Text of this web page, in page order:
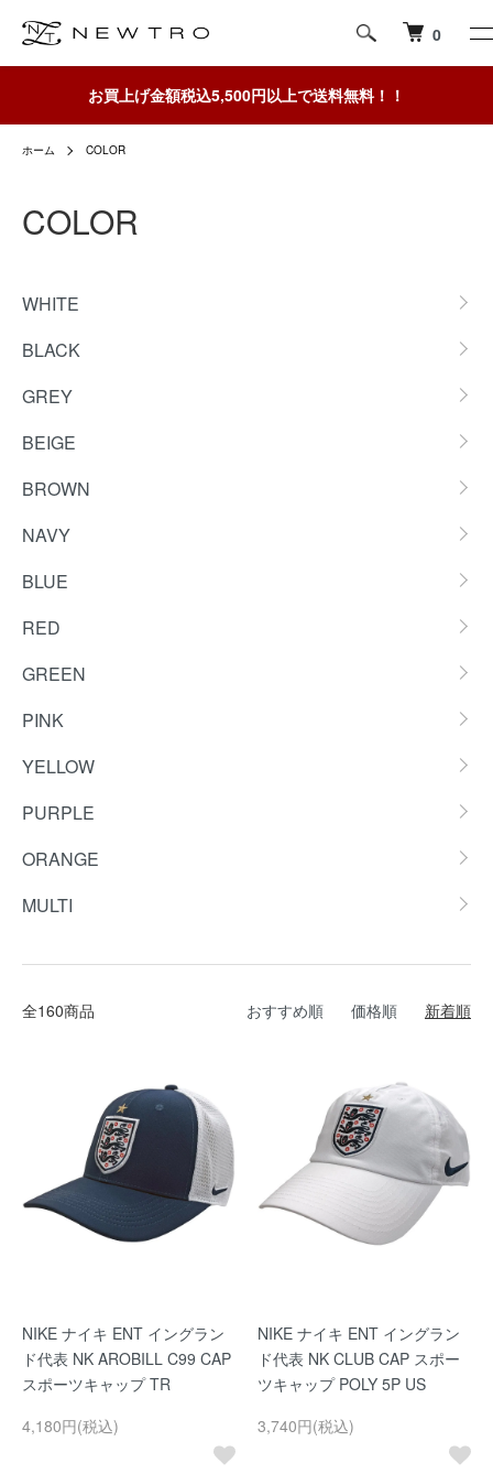
0
お買上げ金額税込5,500円以上で送料無料！！
ホーム COLOR
COLOR
グループ一覧
WHITE
BLACK
GREY
BEIGE
BROWN
NAVY
BLUE
RED
GREEN
PINK
YELLOW
PURPLE
ORANGE
MULTI
全160商品 おすすめ順 価格順 新着順
NIKE ナイキ ENT イングラン
ド代表 NK AROBILL C99 CAP
スポーツキャップ TR
4,180円(税込)
NIKE ナイキ ENT イングラン
ド代表 NK CLUB CAP スポー
ツキャップ POLY 5P US
3,740円(税込)